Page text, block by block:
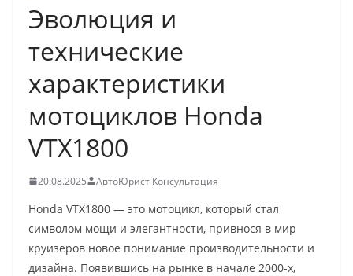
Эволюция и
технические
характеристики
мотоциклов Honda
VTX1800
20.08.2025 АвтоЮрист Консультация
Honda VTX1800 — это мотоцикл, который стал
символом мощи и элегантности, привнося в мир
круизеров новое понимание производительности и
дизайна. Появившись на рынке в начале 2000-х,